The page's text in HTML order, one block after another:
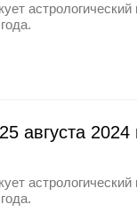
астрологический
августа 2024
астрологический